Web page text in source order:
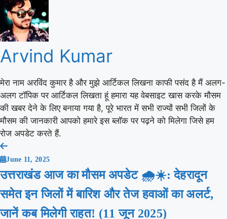
Arvind Kumar
मेरा नाम अरविंद कुमार है और मुझे आर्टिकल लिखना काफी पसंद है मैं अलग-
अलग टॉपिक पर आर्टिकल लिखता हूं हमारा यह वेबसाइट खास करके मौसम
की खबर देने के लिए बनाया गया है, पूरे भारत में सभी राज्यों सभी जिलों के
मौसम की जानकारी आपको हमारे इस ब्लॉक पर पढ़ने को मिलेगा जिसे हम
रोज अपडेट करते हैं.
Post
navigation
June 11, 2025
उत्तराखंड आज का मौसम अपडेट 🌧️☀️: देहरादून
समेत इन जिलों में बारिश और तेज हवाओं का अलर्ट,
जानें कब मिलेगी राहत! (11 जून 2025)